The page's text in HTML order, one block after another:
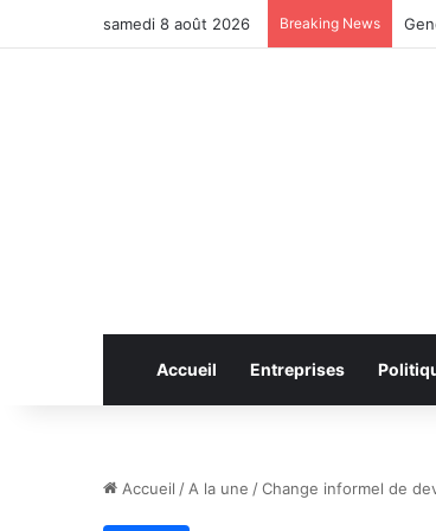
samedi 8 août 2026 Breaking News
Accueil Entreprises
Accueil / A la une /Change informel de